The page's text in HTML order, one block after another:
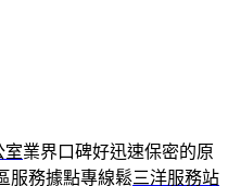
室業界口碑好迅速保密的原
服務據點專線鬆三洋服務站